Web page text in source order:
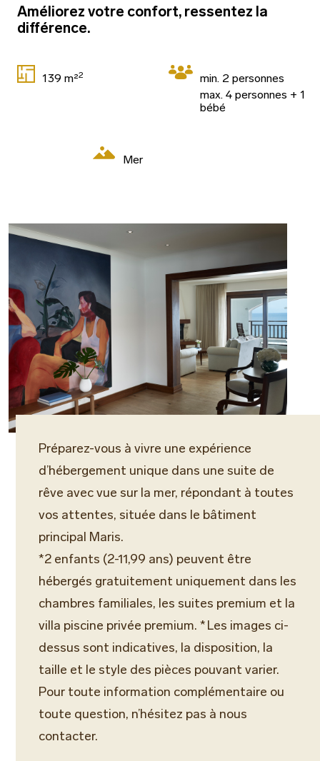
Améliorez votre confort, ressentez la
différence.
139 m²2
min. 2 personnes
max. 4 personnes + 1
bébé
Mer
Préparez-vous à vivre une expérience
d’hébergement unique dans une suite de
rêve avec vue sur la mer, répondant à toutes
vos attentes, située dans le bâtiment
principal Maris.
*2 enfants (2-11,99 ans) peuvent être
hébergés gratuitement uniquement dans les
chambres familiales, les suites premium et la
villa piscine privée premium. * Les images ci-
dessus sont indicatives, la disposition, la
taille et le style des pièces pouvant varier.
Pour toute information complémentaire ou
toute question, n’hésitez pas à nous
contacter.